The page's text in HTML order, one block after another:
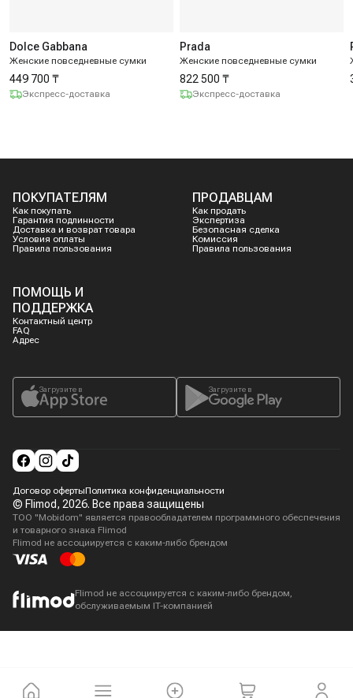
Dolce Gabbana
Женские повседневные сумки
449 700 ₸
Экспресс-доставка
Prada
Женские повседневные сумки
822 500 ₸
Экспресс-доставка
ПОКУПАТЕЛЯМ
Как покупать
Гарантия подлинности
Доставка и возврат товара
Условия оплаты
Правила пользования
ПРОДАВЦАМ
Как продать
Экспертиза
Безопасная сделка
Комиссия
Правила пользования
ПОМОЩЬ И
ПОДДЕРЖКА
Контактный центр
FAQ
Адрес
Загрузите в Загрузите в
Договор офертыПолитика конфиденциальности
© Flimod, 2026. Все права защищены
ТОО "Mobidom" является правообладателем программного обеспечения
и товарного знака Flimod
Flimod не ассоциируется с каким-либо брендом
Flimod не ассоциируется с каким-либо брендом,
обслуживаемым IT-компанией